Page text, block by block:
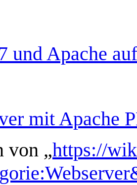
und Apache
mit Apache
von „https://